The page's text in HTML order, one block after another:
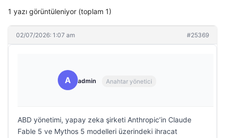
1 yazı görüntüleniyor (toplam 1)
02/07/2026: 1:07 am #25369
A admin Anahtar yönetici
ABD yönetimi, yapay zeka şirketi Anthropic’in Claude
Fable 5 ve Mythos 5 modelleri üzerindeki ihracat